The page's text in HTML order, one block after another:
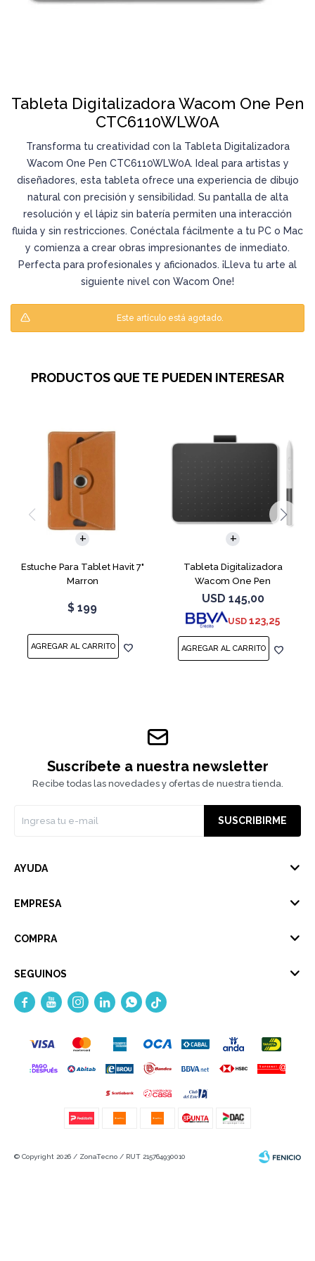
Tableta Digitalizadora Wacom One Pen
CTC6110WLW0A
Transforma tu creatividad con la Tableta Digitalizadora
Wacom One Pen CTC6110WLW0A. Ideal para artistas y
diseñadores, esta tableta ofrece una experiencia de dibujo
natural con precisión y sensibilidad. Su pantalla de alta
resolución y el lápiz sin batería permiten una interacción
fluida y sin restricciones. Conéctala fácilmente a tu PC o Mac
y comienza a crear obras impresionantes de inmediato.
Perfecta para profesionales y aficionados. ¡Lleva tu arte al
siguiente nivel con Wacom One!
Este artículo está agotado.
PRODUCTOS QUE TE PUEDEN INTERESAR
Estuche Para Tablet Havit 7"
Marron
$ 199
Tableta Digitalizadora
Wacom One Pen
CTC4110WLW0A
USD 145,00
USD 123,25
Suscríbete a nuestra newsletter
Recibe todas las novedades y ofertas de nuestra tienda.
SUSCRIBIRME
AYUDA
EMPRESA
COMPRA
SEGUINOS
    
© Copyright 2026 / ZonaTecno / RUT 215764930010